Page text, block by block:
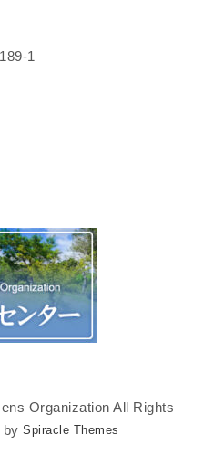
1
Organization All Rights
bySpiracle Themes